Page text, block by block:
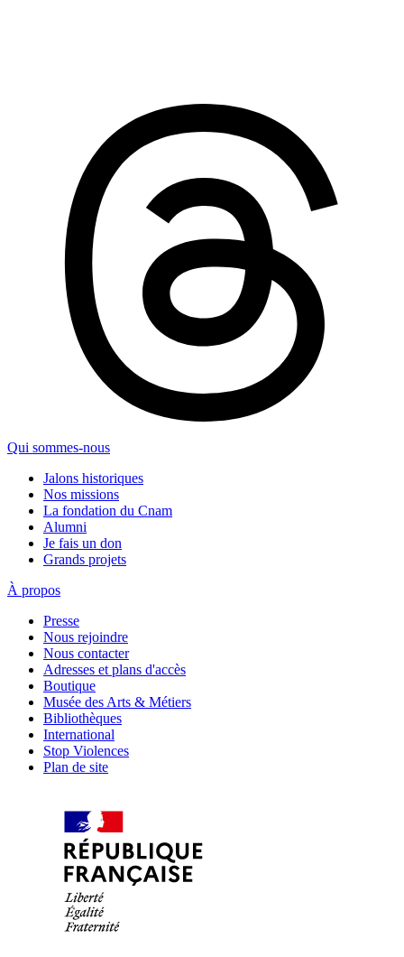
Qui sommes-nous
Jalons historiques
Nos missions
La fondation du Cnam
Alumni
Je fais un don
Grands projets
À propos
Presse
Nous rejoindre
Nous contacter
Adresses et plans d'accès
Boutique
Musée des Arts & Métiers
Bibliothèques
International
Stop Violences
Plan de site